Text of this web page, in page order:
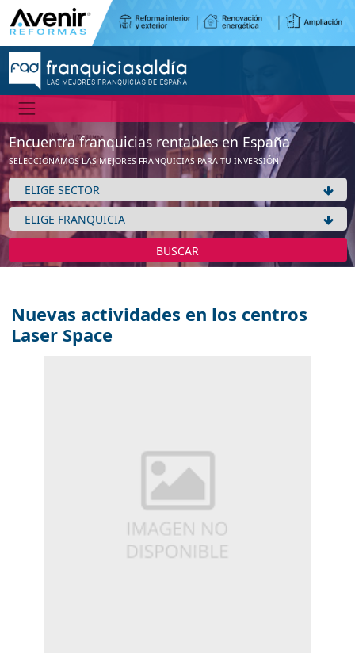
Encuentra franquicias rentables en España
SELECCIONAMOS LAS MEJORES FRANQUICIAS PARA TU INVERSIÓN
BUSCAR
Nuevas actividades en los centros
Laser Space